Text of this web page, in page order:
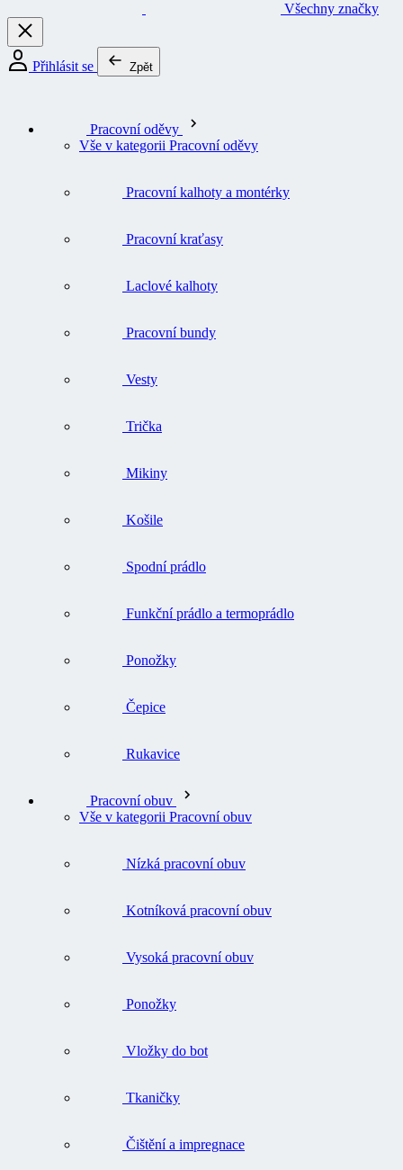
Všechny značky
Přihlásit se Zpět
Pracovní oděvy
Vše v kategorii Pracovní oděvy
Pracovní kalhoty a montérky
Pracovní kraťasy
Laclové kalhoty
Pracovní bundy
Vesty
Trička
Mikiny
Košile
Spodní prádlo
Funkční prádlo a termoprádlo
Ponožky
Čepice
Rukavice
Pracovní obuv
Vše v kategorii Pracovní obuv
Nízká pracovní obuv
Kotníková pracovní obuv
Vysoká pracovní obuv
Ponožky
Vložky do bot
Tkaničky
Čištění a impregnace